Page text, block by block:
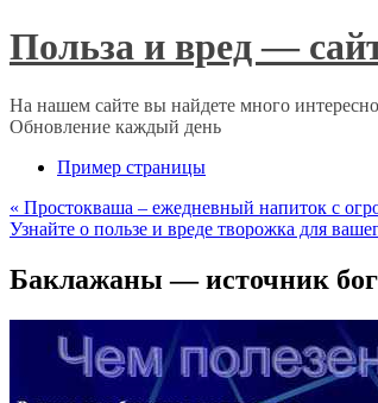
Польза и вред —
На нашем сайте вы найдете много
Обновление каждый день
Пример страницы
« Простокваша – ежедневный напиток с
Узнайте о пользе и вреде творожка для
Баклажаны — источник